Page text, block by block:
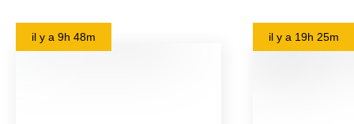
il y a 9h 48m il y a 19h 25m